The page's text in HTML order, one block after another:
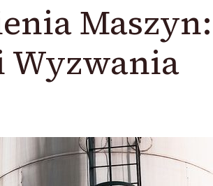
Maszyn:
Wyzwania